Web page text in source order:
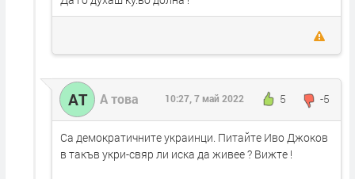
АТ А това 5 -5
10:27, 7 май 2022
Са демократичните украинци. Питайте Иво Джоков
в такъв укри-свяр ли иска да живее ? Вижте !